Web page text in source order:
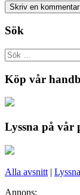
Sök
Köp vår
Lyssna på vår
Alla avsnitt |
Annons: